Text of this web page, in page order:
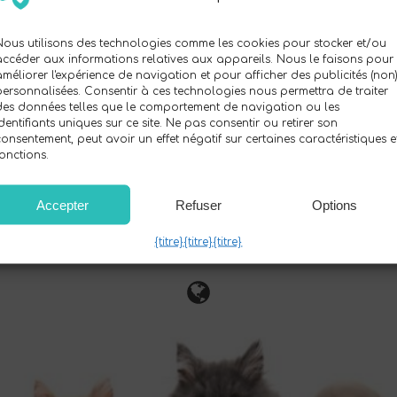
utilisons des technologies comme les cookies pour stocker et/ou
aux informations relatives aux appareils. Nous le faisons pour
l'expérience de navigation et pour afficher des publicités (non)
Consentir à ces technologies nous permettra de traiter
données telles que le comportement de navigation ou les
uniques sur ce site. Ne pas consentir ou retirer son
peut avoir un effet négatif sur certaines caractéristiques
Accepter Refuser Options
{titre}{titre}{titre}
Pet Pass ID
Consultez nos réseaux sociaux :
Copyright © -ClickMe Smart Card
Produits FAQ